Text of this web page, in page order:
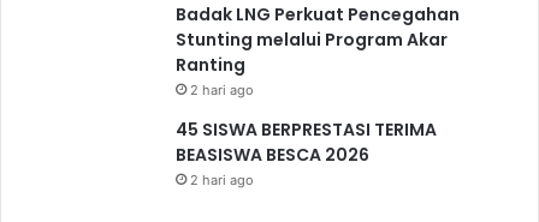
Badak LNG Perkuat Pencegahan
Stunting melalui Program Akar
Ranting
2 hari ago
45 SISWA BERPRESTASI TERIMA
BEASISWA BESCA 2026
2 hari ago